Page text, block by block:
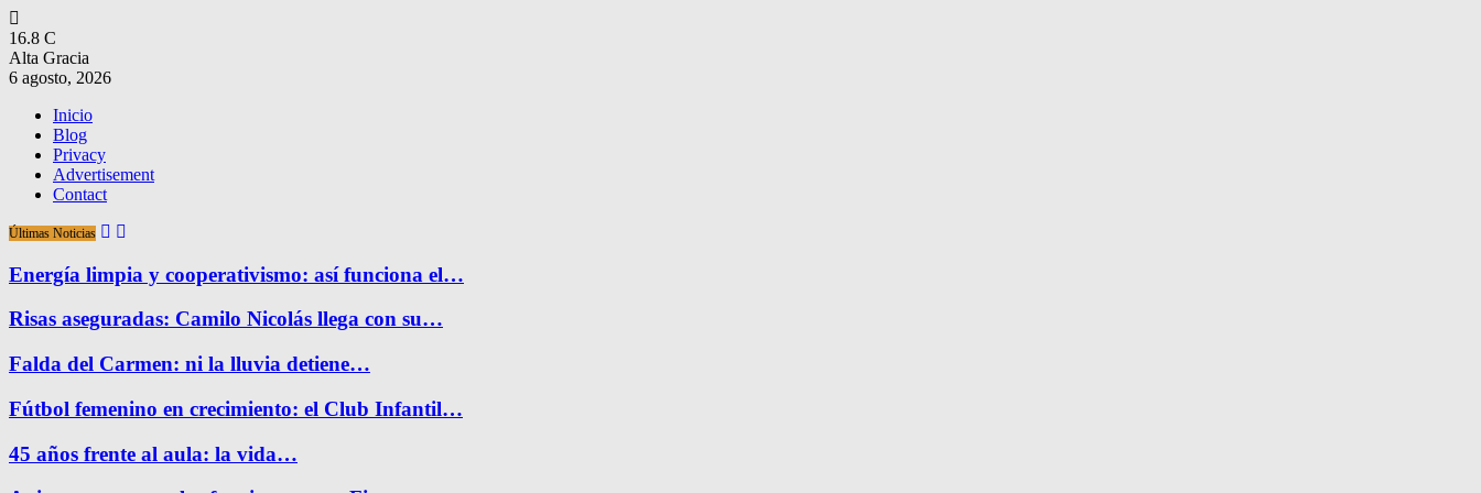
16.8 C
Alta Gracia
6 agosto, 2026
Inicio
Blog
Privacy
Advertisement
Contact
Últimas Noticias
Energía limpia y cooperativismo: así funciona el…
Risas aseguradas: Camilo Nicolás llega con su…
Falda del Carmen: ni la lluvia detiene…
Fútbol femenino en crecimiento: el Club Infantil…
45 años frente al aula: la vida…